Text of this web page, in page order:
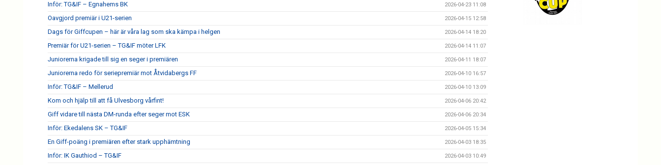
Inför: TG&IF – Egnahems BK 2026-04-23 11:08
Oavgjord premiär i U21-serien 2026-04-15 12:58
Dags för Giffcupen – här är våra lag som ska kämpa i helgen 2026-04-14 18:20
Premiär för U21-serien – TG&IF möter LFK 2026-04-14 11:07
Juniorerna krigade till sig en seger i premiären 2026-04-11 18:07
Juniorerna redo för seriepremiär mot Åtvidabergs FF 2026-04-10 16:57
Inför: TG&IF – Mellerud 2026-04-10 13:09
Kom och hjälp till att få Ulvesborg vårfint! 2026-04-06 20:42
Giff vidare till nästa DM-runda efter seger mot ESK 2026-04-06 20:34
Inför: Ekedalens SK – TG&IF 2026-04-05 15:34
En Giff-poäng i premiären efter stark upphämtning 2026-04-03 18:35
Inför: IK Gauthiod – TG&IF 2026-04-03 10:49